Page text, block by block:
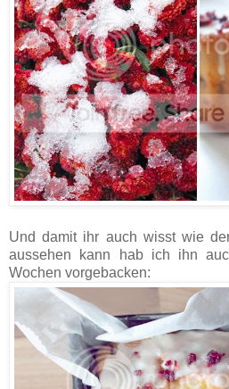
Und damit ihr auch wisst wie
aussehen kann hab ich ihn
Wochen vorgebacken: